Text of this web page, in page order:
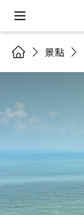
景點